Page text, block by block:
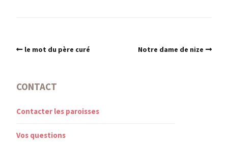
le mot du père curé Notre dame de nize
CONTACT
Contacter les paroisses
Vos questions